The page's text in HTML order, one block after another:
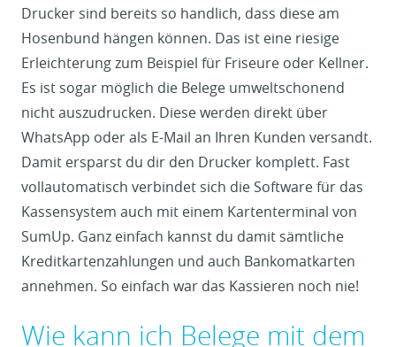
Drucker sind bereits so handlich, dass diese am
Hosenbund hängen können. Das ist eine riesige
Erleichterung zum Beispiel für Friseure oder Kellner.
Es ist sogar möglich die Belege umweltschonend
nicht auszudrucken. Diese werden direkt über
WhatsApp oder als E-Mail an Ihren Kunden versandt.
Damit ersparst du dir den Drucker komplett. Fast
vollautomatisch verbindet sich die Software für das
Kassensystem auch mit einem Kartenterminal von
SumUp. Ganz einfach kannst du damit sämtliche
Kreditkartenzahlungen und auch Bankomatkarten
annehmen. So einfach war das Kassieren noch nie!
Wie kann ich Belege mit dem